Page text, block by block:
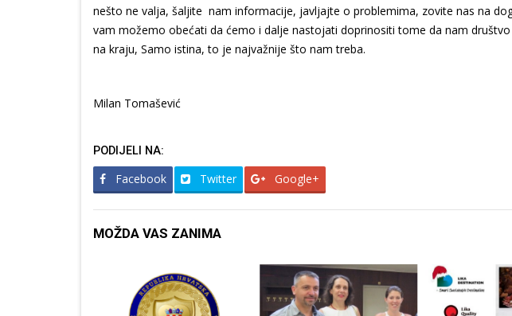
nešto ne valja, šaljite nam informacije, javljajte o problemima, zovite nas na
vam možemo obećati da ćemo i dalje nastojati doprinositi tome da nam
na kraju, Samo istina, to je najvažnije što nam treba.
Milan Tomašević
PODIJELI NA:
Facebook Twitter Google+
MOŽDA VAS ZANIMA